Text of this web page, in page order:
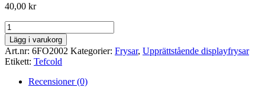
40,00 kr
FOCUS
Matked
18/10
stål,
L21cm
mängd
Lägg i varukorg
Art.nr: 6FO2002 Kategorier: Frysar, Upprättstående displayfrysar
Etikett: Tefcold
Recensioner (0)